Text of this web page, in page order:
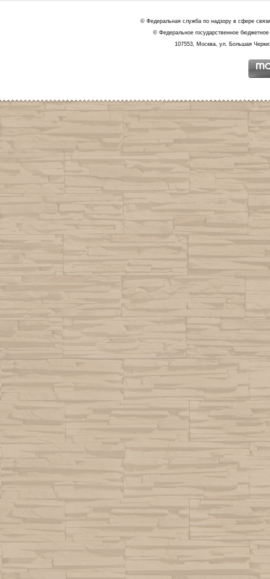
© Федеральная служба по надзору в сфере
© Федеральное государственное
107553, Москва, ул. Большая